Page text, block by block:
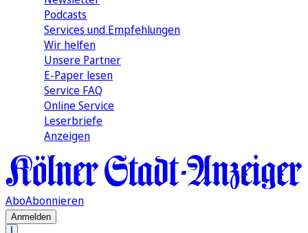
Podcasts
Services und Empfehlungen
Wir helfen
Unsere Partner
E-Paper lesen
Service FAQ
Online Service
Leserbriefe
Anzeigen
AboAbonnieren
Anmelden